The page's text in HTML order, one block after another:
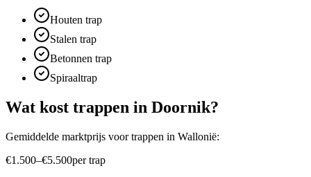
Houten trap
Stalen trap
Betonnen trap
Spiraaltrap
Wat kost trappen in Doornik?
Gemiddelde marktprijs voortrappen in Wallonië:
€1.500–€5.500pertrap